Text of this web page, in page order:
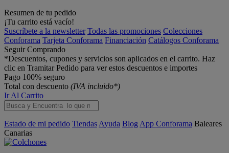
Resumen de tu pedido
¡Tu carrito está vacío!
Suscríbete a la newsletter Todas las promociones Colecciones
Conforama Tarjeta Conforama Financiación Catálogos Conforama
Seguir Comprando
*Descuentos, cupones y servicios son aplicados en el carrito. Haz
clic en Tramitar Pedido para ver estos descuentos e importes
Pago 100% seguro
Total con descuento (IVA incluido*)
Ir Al Carrito
Estado de mi pedido Tiendas Ayuda Blog App Conforama Baleares
Canarias